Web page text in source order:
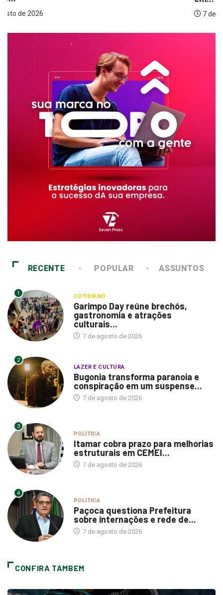
7 de agosto de 2026
RECENTE POPULAR ASSUNTOS
1 COTIDIANO
Garimpo Day reúne brechós,
gastronomia e atrações
culturais...
7 de agosto de 2026
2
LAZER E CULTURA
Bugonia transforma paranoia e
conspiração em um suspense...
7 de agosto de 2026
3
POLÍTICA
Itamar cobra prazo para melhorias
estruturais em CEMEI...
7 de agosto de 2026
4
POLÍTICA
Paçoca questiona Prefeitura
sobre internações e rede de...
7 de agosto de 2026
CONFIRA TAMBEM